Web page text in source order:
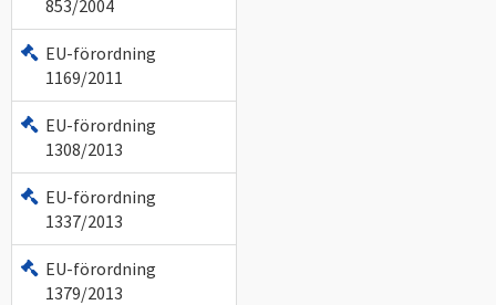
853/2004
EU-förordning
1169/2011
EU-förordning
1308/2013
EU-förordning
1337/2013
EU-förordning
1379/2013